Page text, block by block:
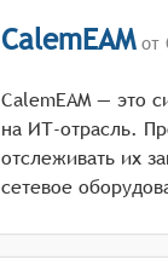
CalemEAMот
CalemEAM — это
на ИТ-отрасль.
отслеживать их
сетевое